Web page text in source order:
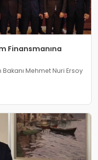
Finansmanına
Bakanı Mehmet Nuri Ersoy